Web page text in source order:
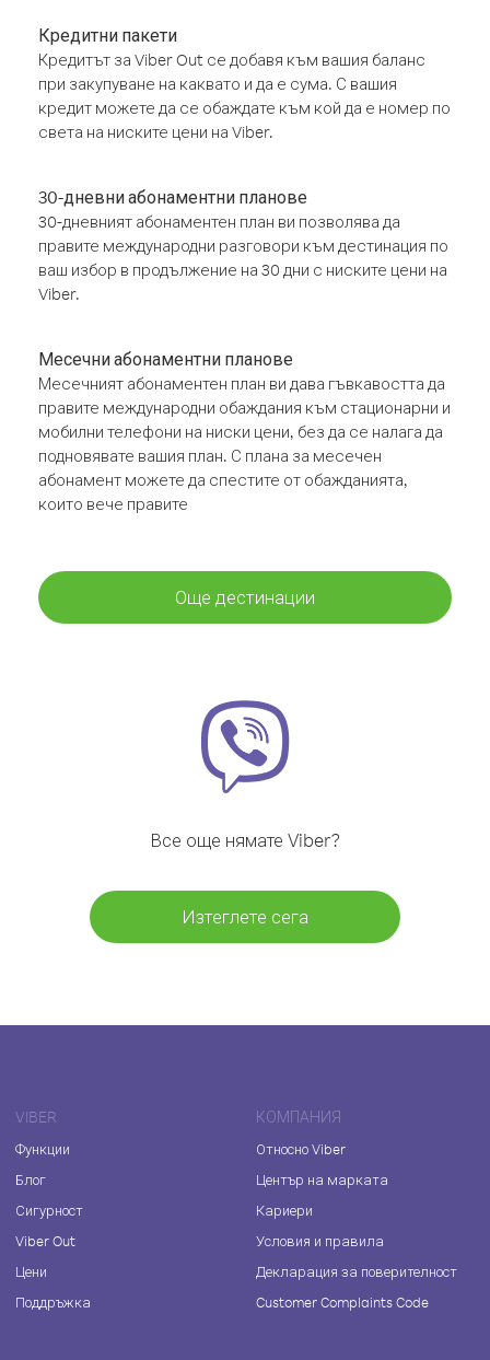
Кредитни пакети
Кредитът за Viber Out се добавя към вашия баланс
при закупуване на каквато и да е сума. С вашия
кредит можете да се обаждате към кой да е номер по
света на ниските цени на Viber.
30-дневни абонаментни планове
30-дневният абонаментен план ви позволява да
правите международни разговори към дестинация по
ваш избор в продължение на 30 дни с ниските цени на
Viber.
Месечни абонаментни планове
Месечният абонаментен план ви дава гъвкавостта да
правите международни обаждания към стационарни и
мобилни телефони на ниски цени, без да се налага да
подновявате вашия план. С плана за месечен
абонамент можете да спестите от обажданията,
които вече правите
Още дестинации
Все още нямате Viber?
Изтеглете сега
VIBER
Функции
Блог
Сигурност
Viber Out
Цени
Поддръжка
КОМПАНИЯ
Относно Viber
Център на марката
Кариери
Условия и правила
Декларация за поверителност
Customer Complaints Code